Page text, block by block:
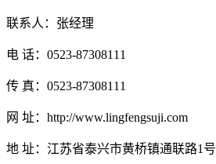
联系人：张经理
电 话：0523-87308111
传 真：0523-87308111
网 址：http://www.lingfengsuji.com
地 址：江苏省泰兴市黄桥镇通联路1号